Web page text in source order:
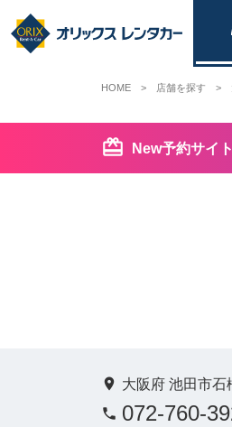
New予約サイ
大阪府 池田市石
072-760-
HOME 店舗を探す